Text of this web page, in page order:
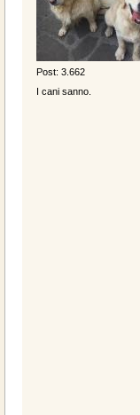
Post: 3.662
I cani sanno.